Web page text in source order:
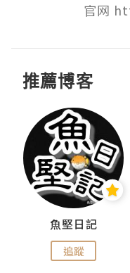
官网
推薦博客
魚堅日記
追蹤